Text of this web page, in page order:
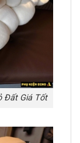
Đất Giá Tốt